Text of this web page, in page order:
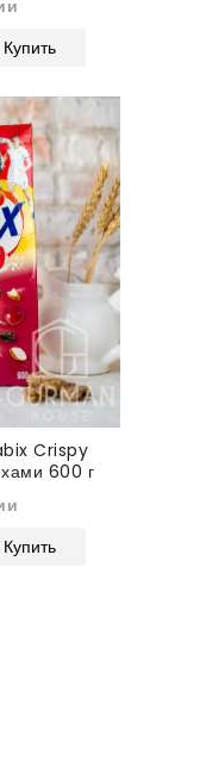
Купить
Crispy
600 г
Купить